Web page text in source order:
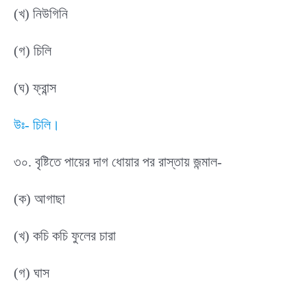
(খ) নিউগিনি
(গ) চিলি
(ঘ) ফ্রান্স
উঃ- চিলি।
৩০. বৃষ্টিতে পায়ের দাগ ধোয়ার পর রাস্তায় জন্মাল-
(ক) আগাছা
(খ) কচি কচি ফুলের চারা
(গ) ঘাস